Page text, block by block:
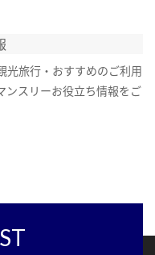
光旅行・おすすめのご利用
ンスリーお役立ち情報をご